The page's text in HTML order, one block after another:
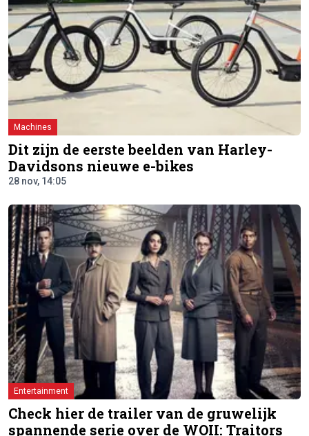
Machines
Dit zijn de eerste beelden van Harley-
Davidsons nieuwe e-bikes
28 nov, 14:05
Entertainment
Check hier de trailer van de gruwelijk
spannende serie over de WOII: Traitors